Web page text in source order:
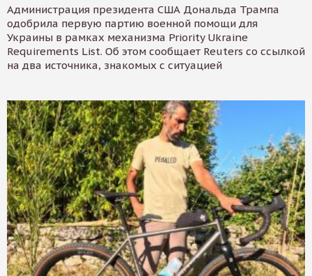
Администрация президента США Дональда Трампа
одобрила первую партию военной помощи для
Украины в рамках механизма Priority Ukraine
Requirements List. Об этом сообщает Reuters со ссылкой
на два источника, знакомых с ситуацией